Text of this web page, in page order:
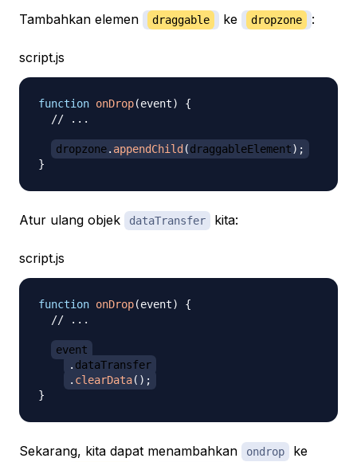
Tambahkan elemen draggable ke dropzone :
script.js
function onDrop(event)
{
// ...
dropzone. appendChild (draggableElement) ;
}
Atur ulang objek dataTransfer kita:
script.js
function onDrop(event)
{
// ...
event
. dataTransfer
. clearData( ) ;
}
Sekarang, kita dapat menambahkan ondrop
ke